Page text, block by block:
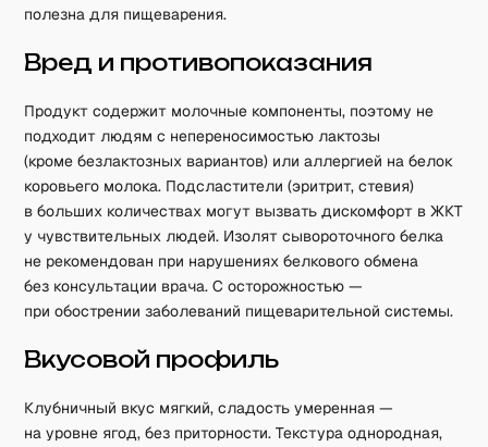
полезна для пищеварения.
Вред и противопоказания
Продукт содержит молочные компоненты, поэтому не
подходит людям с непереносимостью лактозы
(кроме безлактозных вариантов) или аллергией на белок
коровьего молока. Подсластители (эритрит, стевия)
в больших количествах могут вызвать дискомфорт в ЖКТ
у чувствительных людей. Изолят сывороточного белка
не рекомендован при нарушениях белкового обмена
без консультации врача. С осторожностью —
при обострении заболеваний пищеварительной системы.
Вкусовой профиль
Клубничный вкус мягкий, сладость умеренная —
на уровне ягод, без приторности. Текстура однородная,